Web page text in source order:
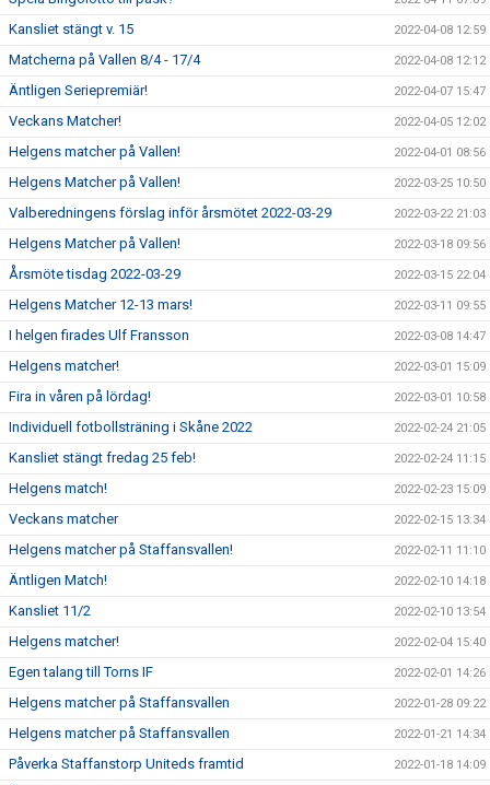
Kansliet stängt v. 15 2022-04-08 12:59
Matcherna på Vallen 8/4 - 17/4 2022-04-08 12:12
Äntligen Seriepremiär! 2022-04-07 15:47
Veckans Matcher! 2022-04-05 12:02
Helgens matcher på Vallen! 2022-04-01 08:56
Helgens Matcher på Vallen! 2022-03-25 10:50
Valberedningens förslag inför årsmötet 2022-03-29 2022-03-22 21:03
Helgens Matcher på Vallen! 2022-03-18 09:56
Årsmöte tisdag 2022-03-29 2022-03-15 22:04
Helgens Matcher 12-13 mars! 2022-03-11 09:55
I helgen firades Ulf Fransson 2022-03-08 14:47
Helgens matcher! 2022-03-01 15:09
Fira in våren på lördag! 2022-03-01 10:58
Individuell fotbollsträning i Skåne 2022 2022-02-24 21:05
Kansliet stängt fredag 25 feb! 2022-02-24 11:15
Helgens match! 2022-02-23 15:09
Veckans matcher 2022-02-15 13:34
Helgens matcher på Staffansvallen! 2022-02-11 11:10
Äntligen Match! 2022-02-10 14:18
Kansliet 11/2 2022-02-10 13:54
Helgens matcher! 2022-02-04 15:40
Egen talang till Torns IF 2022-02-01 14:26
Helgens matcher på Staffansvallen 2022-01-28 09:22
Helgens matcher på Staffansvallen 2022-01-21 14:34
Påverka Staffanstorp Uniteds framtid 2022-01-18 14:09